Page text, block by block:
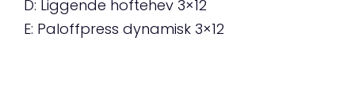
D: Liggende hoftehev 3×12
E: Paloffpress dynamisk 3×12